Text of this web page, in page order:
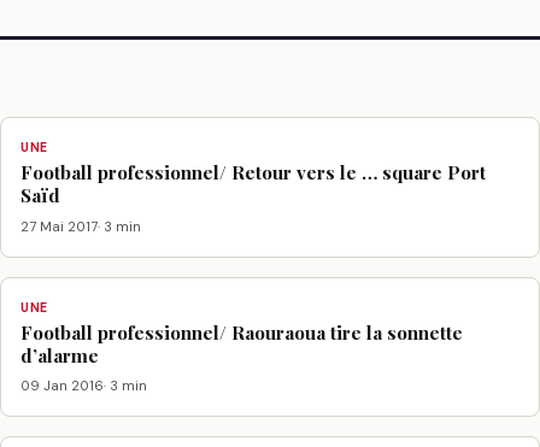
UNE
Football professionnel/ Retour vers le … square Port
Saïd
27 Mai 2017· 3 min
UNE
Football professionnel/ Raouraoua tire la sonnette
d’alarme
09 Jan 2016· 3 min